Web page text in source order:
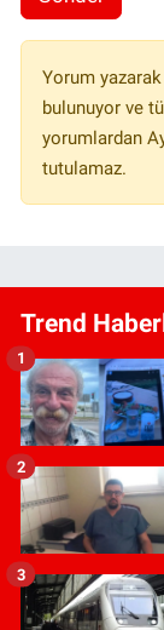
Yorum yazarak
bulunuyor ve
yorumlardan
tutulamaz.
Trend
1
2
3